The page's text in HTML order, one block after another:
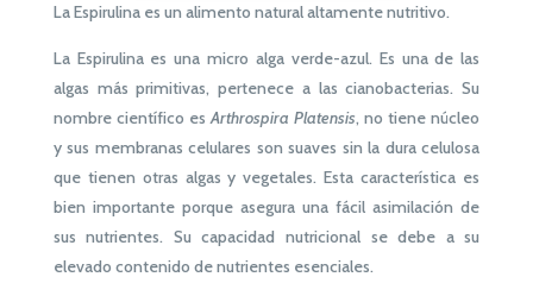
La Espirulina es un alimento natural altamente nutritivo.
La Espirulina es una micro alga verde-azul. Es una de las
algas más primitivas, pertenece a las cianobacterias. Su
nombre científico esArthrospira Platensis, no tiene núcleo
y sus membranas celulares son suaves sin la dura celulosa
que tienen otras algas y vegetales. Esta característica es
bien importante porque asegura una fácil asimilación de
sus nutrientes. Su capacidad nutricional se debe a su
elevado contenido de nutrientes esenciales.